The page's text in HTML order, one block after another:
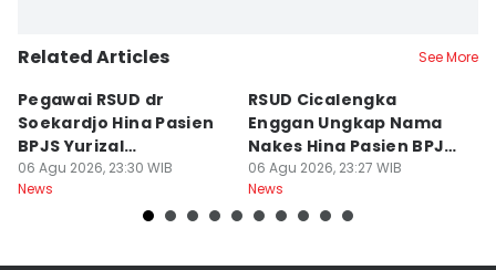
Related Articles See More
Pegawai RSUD dr
Soekardjo Hina Pasien
BPJS Yurizal
Mengundurkan Diri
06 Agu 2026, 23:30 WIB
News
RSUD Cicalengka
Enggan Ungkap Nama
Nakes Hina Pasien BPJS
Yurizal
06 Agu 2026, 23:27 WIB
News